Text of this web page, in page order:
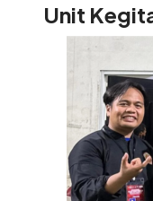
Unit